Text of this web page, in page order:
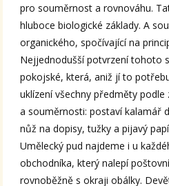
pro souměrnost a rovnováhu.
hluboce biologické základy. A
organického, spočívající na
Nejjednodušší potvrzení tohoto
pokojské, která, aniž jí to
uklízení všechny předměty podle
a souměrnosti: postaví kalamář
nůž na dopisy, tužky a pijavý
Umělecký pud najdeme i u
obchodníka, který nalepí
rovnoběžně s okraji obálky.